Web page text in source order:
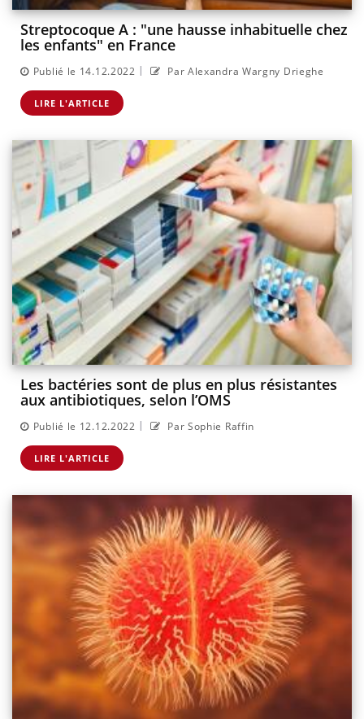
Streptocoque A : "une hausse inhabituelle chez
les enfants" en France
Publié le 14.12.2022 | Par Alexandra Wargny Drieghe
LIRE L'ARTICLE
Les bactéries sont de plus en plus résistantes
aux antibiotiques, selon l’OMS
Publié le 12.12.2022 | Par Sophie Raffin
LIRE L'ARTICLE